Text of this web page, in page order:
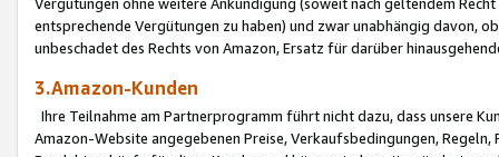
entsprechende Vergütungen zu haben) und zwar unabhängig davon,
unbeschadet des Rechts von Amazon, Ersatz für darüber
3.Amazon-Kunden
Ihre Teilnahme am Partnerprogramm führt nicht dazu, dass unsere
Amazon-Website angegebenen Preise, Verkaufsbedingungen,